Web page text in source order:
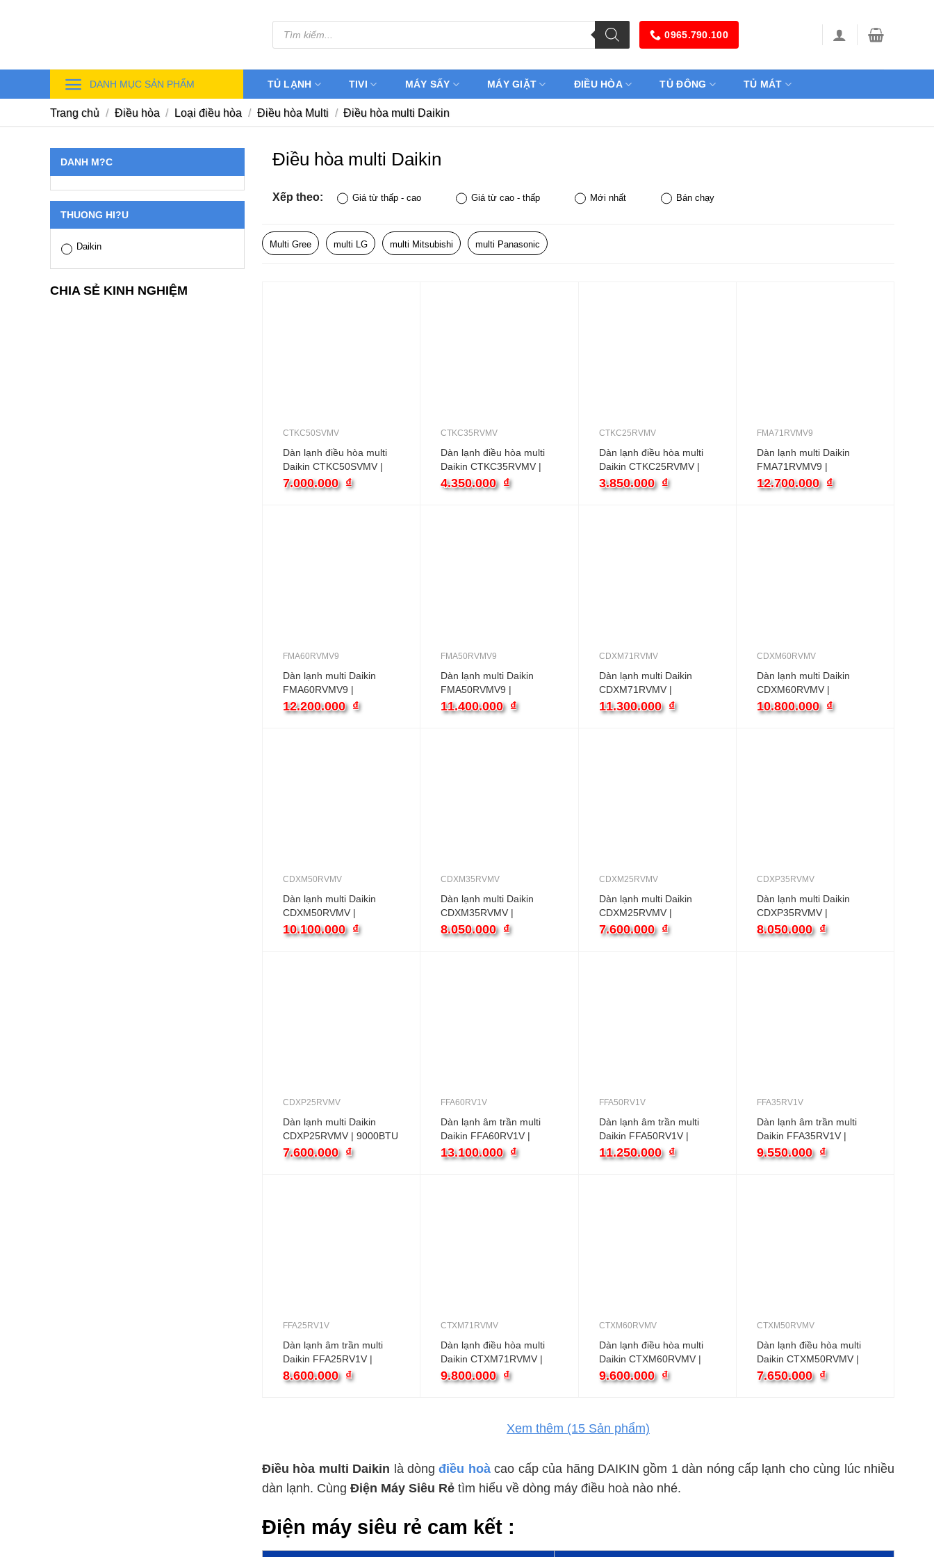
Tìm
kiếm
sản
0965.790.100
DANH MỤC SẢN PHẨM TỦ LẠNH TIVI MÁY SẤY MÁY GIẶT ĐIỀU HÒA TỦ ĐÔNG TỦ MÁT
Trang chủ / Điều hòa / Loại điều hòa / Điều hòa Multi / Điều hòa multi Daikin
DANH M?C
THUONG HI?U
Daikin
CHIA SẺ KINH NGHIỆM
Điều hòa multi Daikin
Xếp theo: Giá từ thấp - cao Giá từ cao - thấp Mới nhất Bán chạy
Multi Gree multi LG multi Mitsubishi multi Panasonic
CTKC50SVMV
Dàn lạnh điều hòa multi
Daikin CTKC50SVMV |
18000BTU treo tường
7.000.000 ₫
CTKC35RVMV
Dàn lạnh điều hòa multi
Daikin CTKC35RVMV |
12000BTU treo tường
4.350.000 ₫
CTKC25RVMV
Dàn lạnh điều hòa multi
Daikin CTKC25RVMV |
9000BTU treo tường
3.850.000 ₫
FMA71RVMV9
Dàn lạnh multi Daikin
FMA71RVMV9 |
24000BTU Ống gió
12.700.000 ₫
FMA60RVMV9
Dàn lạnh multi Daikin
FMA60RVMV9 |
21000BTU Ống gió
12.200.000 ₫
FMA50RVMV9
Dàn lạnh multi Daikin
FMA50RVMV9 |
18000BTU Ống gió
11.400.000 ₫
CDXM71RVMV
Dàn lạnh multi Daikin
CDXM71RVMV |
24000BTU Ống gió 2
chiều
11.300.000 ₫
CDXM60RVMV
Dàn lạnh multi Daikin
CDXM60RVMV |
21000BTU Ống gió
10.800.000 ₫
CDXM50RVMV
Dàn lạnh multi Daikin
CDXM50RVMV |
18000BTU Ống gió
10.100.000 ₫
CDXM35RVMV
Dàn lạnh multi Daikin
CDXM35RVMV |
12000BTU Ống gió
8.050.000 ₫
CDXM25RVMV
Dàn lạnh multi Daikin
CDXM25RVMV |
9000BTU Ống gió
7.600.000 ₫
CDXP35RVMV
Dàn lạnh multi Daikin
CDXP35RVMV |
12000BTU Ống gió
8.050.000 ₫
CDXP25RVMV
Dàn lạnh multi Daikin
CDXP25RVMV | 9000BTU
Ống gió
7.600.000 ₫
FFA60RV1V
Dàn lạnh âm trần multi
Daikin FFA60RV1V |
21000BTU 1 chiều
13.100.000 ₫
FFA50RV1V
Dàn lạnh âm trần multi
Daikin FFA50RV1V |
18000BTU 1 chiều
11.250.000 ₫
FFA35RV1V
Dàn lạnh âm trần multi
Daikin FFA35RV1V |
12000BTU 1 chiều
9.550.000 ₫
FFA25RV1V
Dàn lạnh âm trần multi
Daikin FFA25RV1V |
9000BTU 1 chiều
8.600.000 ₫
CTXM71RVMV
Dàn lạnh điều hòa multi
Daikin CTXM71RVMV |
24000BTU 2 chiều treo
tường
9.800.000 ₫
CTXM60RVMV
Dàn lạnh điều hòa multi
Daikin CTXM60RVMV |
21000BTU 2 chiều treo
tường
9.600.000 ₫
CTXM50RVMV
Dàn lạnh điều hòa multi
Daikin CTXM50RVMV |
18000BTU 2 chiều treo
tường
7.650.000 ₫
Xem thêm (15 Sản phẩm)
Điều hòa multi Daikin là dòngđiều hoàcao cấp của hãng DAIKIN gồm 1 dàn nóng cấp lạnh cho cùng lúc nhiều
dàn lạnh. Cùng Điện Máy Siêu Rẻ tìm hiểu về dòng máy điều hoà nào nhé.
Điện máy siêu rẻ cam kết :